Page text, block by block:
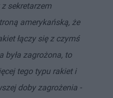
sekretarzem
amerykańską, że
łączy się z czymś
była zagrożona, to
tego typu rakiet i
doby zagrożenia -